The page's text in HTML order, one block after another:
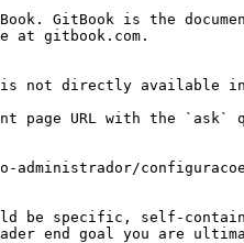
GitBook is the
at gitbook.com.
not directly available in
page URL with the
be specific, self-
end goal you are